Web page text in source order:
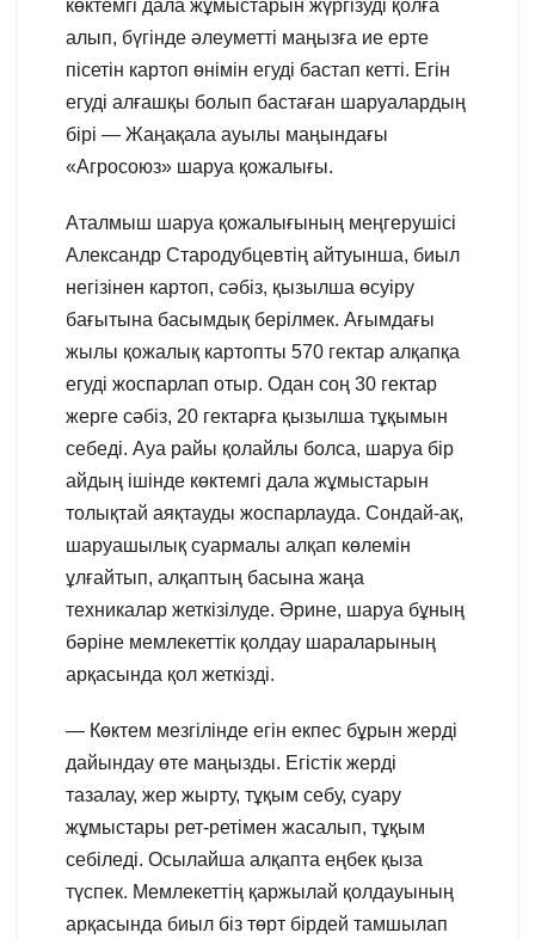
көктемгі дала жұмыстарын жүргізуді қолға
алып, бүгінде әлеуметті маңызға ие ерте
пісетін картоп өнімін егуді бастап кетті. Егін
егуді алғашқы болып бастаған шаруалардың
бірі — Жаңақала ауылы маңындағы
«Агросоюз» шаруа қожалығы.
Аталмыш шаруа қожалығының меңгерушісі
Александр Стародубцевтің айтуынша, биыл
негізінен картоп, сәбіз, қызылша өсуіру
бағытына басымдық берілмек. Ағымдағы
жылы қожалық картопты 570 гектар алқапқа
егуді жоспарлап отыр. Одан соң 30 гектар
жерге сәбіз, 20 гектарға қызылша тұқымын
себеді. Ауа райы қолайлы болса, шаруа бір
айдың ішінде көктемгі дала жұмыстарын
толықтай аяқтауды жоспарлауда. Сондай-ақ,
шаруашылық суармалы алқап көлемін
ұлғайтып, алқаптың басына жаңа
техникалар жеткізілуде. Әрине, шаруа бұның
бәріне мемлекеттік қолдау шараларының
арқасында қол жеткізді.
— Көктем мезгілінде егін екпес бұрын жерді
дайындау өте маңызды. Егістік жерді
тазалау, жер жырту, тұқым себу, суару
жұмыстары рет-ретімен жасалып, тұқым
себіледі. Осылайша алқапта еңбек қыза
түспек. Мемлекеттің қаржылай қолдауының
арқасында биыл біз төрт бірдей тамшылап